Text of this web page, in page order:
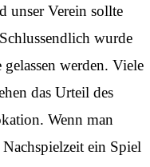
unser Verein sollte
wurde
werden. Viele
das Urteil des
Wenn man
ein Spiel